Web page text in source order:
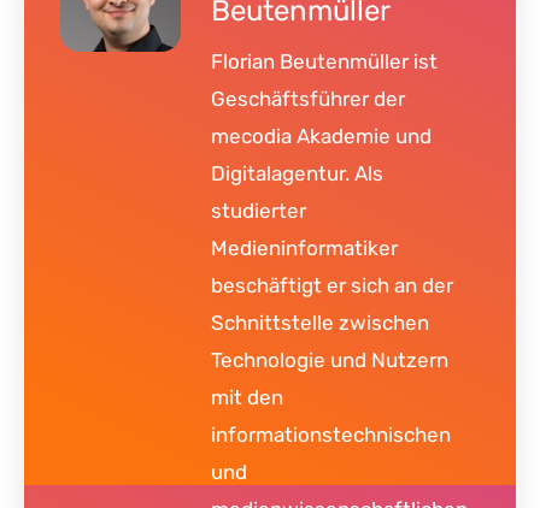
Beutenmüller
Florian Beutenmüller ist
Geschäftsführer der
mecodia Akademie und
Digitalagentur. Als
studierter
Medieninformatiker
beschäftigt er sich an der
Schnittstelle zwischen
Technologie und Nutzern
mit den
informationstechnischen
und